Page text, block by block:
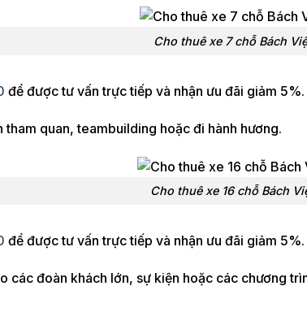
Cho thuê xe 7 chỗ Bách
để được tư vấn trực tiếp và nhận ưu đãi giảm 5%.
quan, teambuilding hoặc đi hành hương.
Cho thuê xe 16 chỗ Bách
để được tư vấn trực tiếp và nhận ưu đãi giảm 5%.
các đoàn khách lớn, sự kiện hoặc các chương